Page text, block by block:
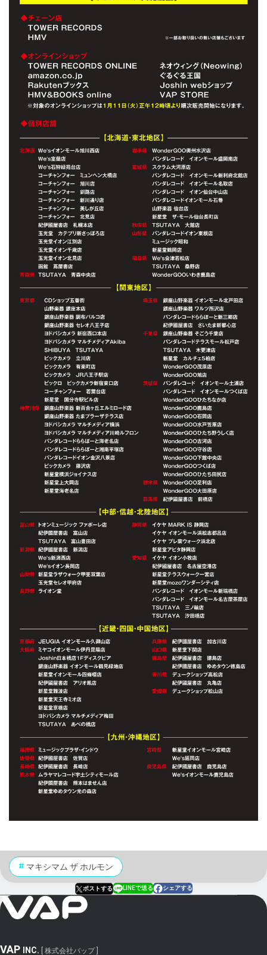
マキシマム ザ ホルモン
ポストする LINEで送る シェアする
VAP INC. [ 株式会社バップ ]